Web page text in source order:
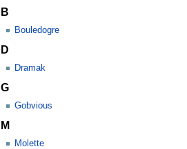
B
Bouledogre
D
Dramak
G
Gobvious
M
Molette